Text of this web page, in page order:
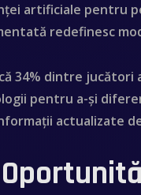
artificiale pentru
redefinesc
34% dintre
pentru a-și
actualizate